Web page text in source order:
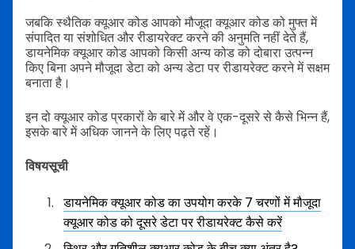
जबकि स्थैतिक क्यूआर कोड आपको मौजूदा क्यूआर कोड को मुफ्त में
संपादित या संशोधित और रीडायरेक्ट करने की अनुमति नहीं देते हैं,
डायनेमिक क्यूआर कोड आपको किसी अन्य कोड को दोबारा उत्पन्न
किए बिना अपने मौजूदा डेटा को अन्य डेटा पर रीडायरेक्ट करने में सक्षम
बनाता है।
इन दो क्यूआर कोड प्रकारों के बारे में और वे एक-दूसरे से कैसे भिन्न हैं,
इसके बारे में अधिक जानने के लिए पढ़ते रहें।
विषयसूची
डायनेमिक क्यूआर कोड का उपयोग करके 7 चरणों में मौजूदा
क्यूआर कोड को दूसरे डेटा पर रीडायरेक्ट कैसे करें